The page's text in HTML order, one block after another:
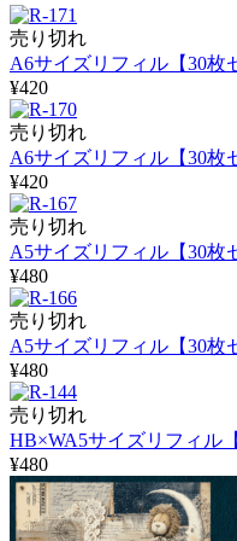
売り切れ
A6サイズリフィル【30枚
¥420
売り切れ
A6サイズリフィル【30枚
¥420
売り切れ
A5サイズリフィル【30枚
¥480
売り切れ
A5サイズリフィル【30枚
¥480
売り切れ
HB×WA5サイズリフィル
¥480